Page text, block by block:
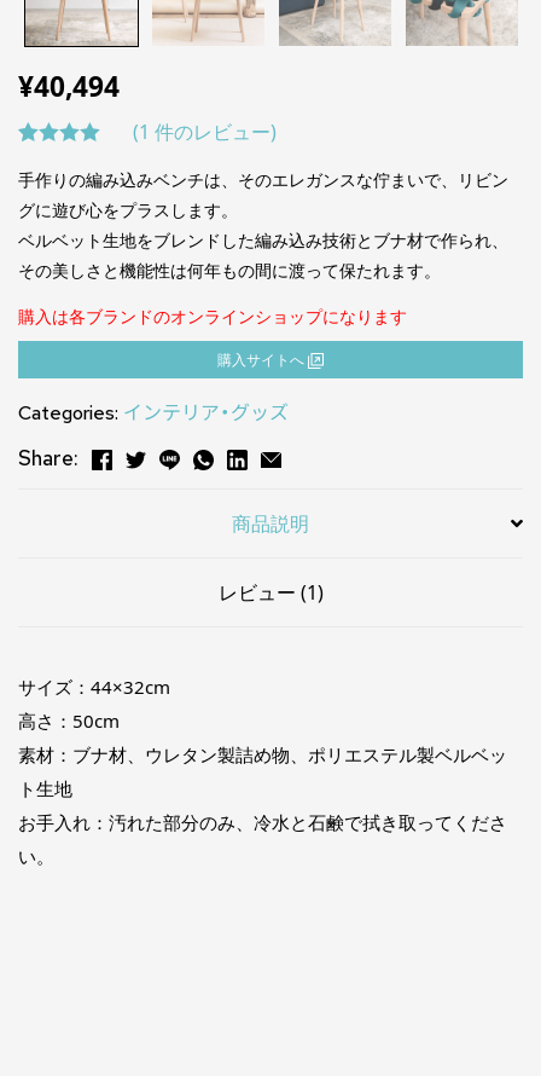
¥40,494
者評価に
基づく5
段階評価
のうち、
4.00 点
(1 件のレビュー)
手作りの編み込みベンチは、そのエレガンスな佇まいで、リビン
グに遊び心をプラスします。
ベルベット生地をブレンドした編み込み技術とブナ材で作られ、
その美しさと機能性は何年もの間に渡って保たれます。
購入は各ブランドのオンラインショップになります
購⼊サイトへ
Categories: インテリア・グッズ
Share:
商品説明
レビュー (1)
サイズ：44×32cm
高さ：50cm
素材：ブナ材、ウレタン製詰め物、ポリエステル製ベルベッ
ト生地
お手入れ：汚れた部分のみ、冷水と石鹸で拭き取ってくださ
い。